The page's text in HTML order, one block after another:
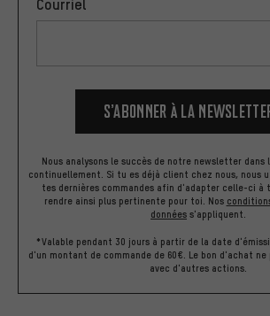
Courriel
S’abonner à la
Nous analysons le succès de notre newsletter
continuellement. Si tu es déjà client chez nous, nous
tes dernières commandes afin d'adapter celle-ci à
rendre ainsi plus pertinente pour toi. Nos
données s'appliquent.
*Valable pendant 30 jours à partir de la date
d'un montant de commande de 60€. Le bon d'achat
avec d'autres actions.